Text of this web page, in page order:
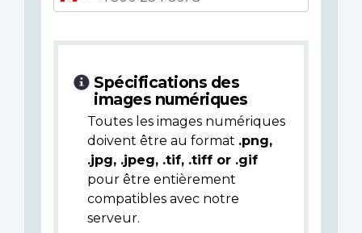
Spécifications des
images numériques
Toutes les images numériques
doivent être au format .png,
.jpg, .jpeg, .tif, .tiff or .gif
pour être entièrement
compatibles avec notre
serveur.